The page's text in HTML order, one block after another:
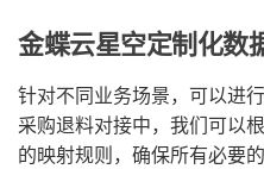
金蝶云星空定制化数
针对不同业务场景，可以进
采购退料对接中，我们可以
的映射规则，确保所有必要